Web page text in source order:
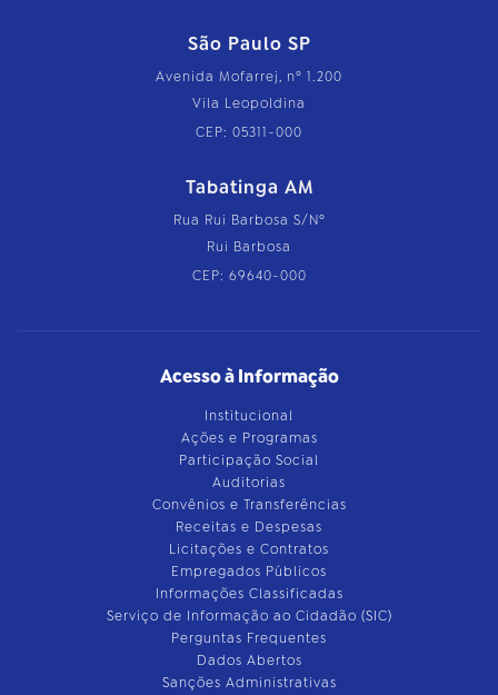
São Paulo SP
Avenida Mofarrej, nº 1.200
Vila Leopoldina
CEP: 05311-000
Tabatinga AM
Rua Rui Barbosa S/Nº
Rui Barbosa
CEP: 69640-000
Acesso à Informação
Institucional
Ações e Programas
Participação Social
Auditorias
Convênios e Transferências
Receitas e Despesas
Licitações e Contratos
Empregados Públicos
Informações Classificadas
Serviço de Informação ao Cidadão (SIC)
Perguntas Frequentes
Dados Abertos
Sanções Administrativas